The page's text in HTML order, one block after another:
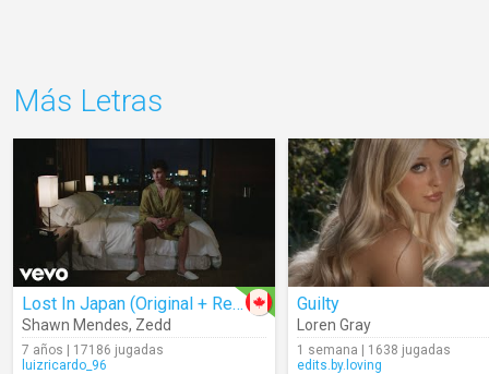
Más Letras
Lost In Japan (Original + Remix)
Shawn Mendes, Zedd
7 años | 17186 jugadas
luizricardo_96
Guilty
Loren Gray
1 semana | 1638 jugadas
edits.by.loving